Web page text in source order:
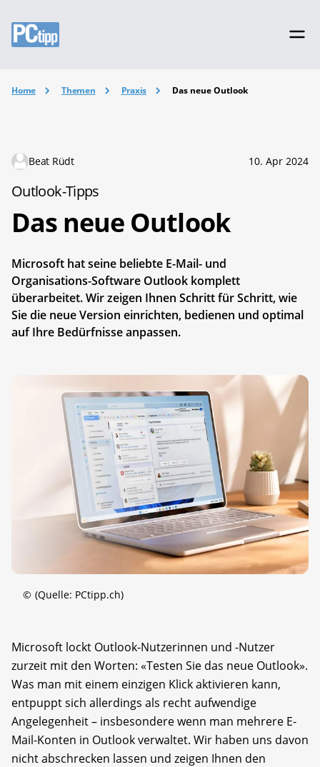
Home Themen Praxis Das neue Outlook
Beat Rüdt 10. Apr 2024
Outlook-Tipps
Das neue Outlook
Microsoft hat seine beliebte E-Mail- und
Organisations-Software Outlook komplett
überarbeitet. Wir zeigen Ihnen Schritt für Schritt, wie
Sie die neue Version einrichten, bedienen und optimal
auf Ihre Bedürfnisse anpassen.
© (Quelle: PCtipp.ch)
Microsoft lockt Outlook-Nutzerinnen und -Nutzer
zurzeit mit den Worten: «Testen Sie das neue Outlook».
Was man mit einem einzigen Klick aktivieren kann,
entpuppt sich allerdings als recht aufwendige
Angelegenheit – insbesondere wenn man mehrere E-
Mail-Konten in Outlook verwaltet. Wir haben uns davon
nicht abschrecken lassen und zeigen Ihnen den